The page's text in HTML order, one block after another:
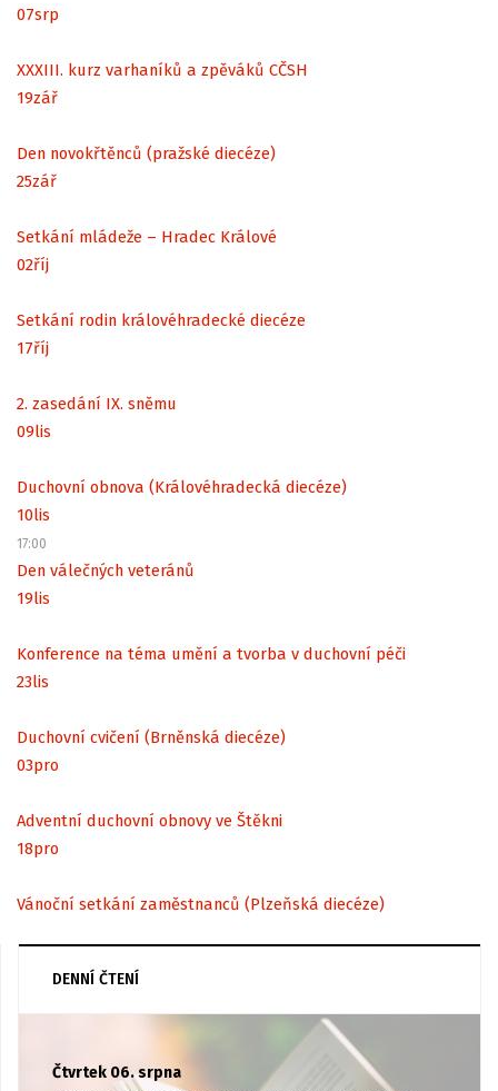
07srp
XXXIII. kurz varhaníků a zpěváků CČSH
19zář
Den novokřtěnců (pražské diecéze)
25zář
Setkání mládeže – Hradec Králové
02říj
Setkání rodin královéhradecké diecéze
17říj
2. zasedání IX. sněmu
09lis
Duchovní obnova (Královéhradecká diecéze)
10lis
17:00
Den válečných veteránů
19lis
Konference na téma umění a tvorba v duchovní péči
23lis
Duchovní cvičení (Brněnská diecéze)
03pro
Adventní duchovní obnovy ve Štěkni
18pro
Vánoční setkání zaměstnanců (Plzeňská diecéze)
DENNÍ ČTENÍ
Čtvrtek 06. srpna